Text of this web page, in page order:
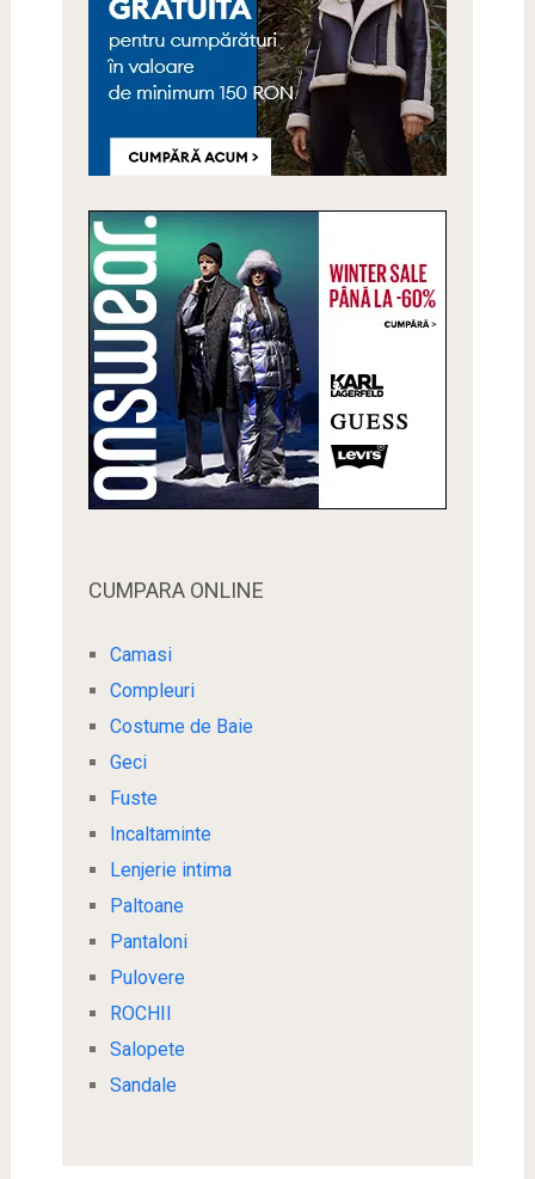
CUMPARA ONLINE
Camasi
Compleuri
Costume de Baie
Geci
Fuste
Incaltaminte
Lenjerie intima
Paltoane
Pantaloni
Pulovere
ROCHII
Salopete
Sandale